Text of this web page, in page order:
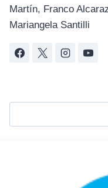
Martín, Franco
Mariangela Santilli